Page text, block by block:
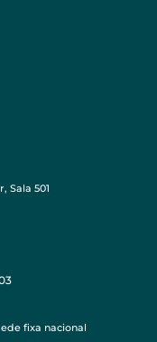
Sala 501
fixa nacional